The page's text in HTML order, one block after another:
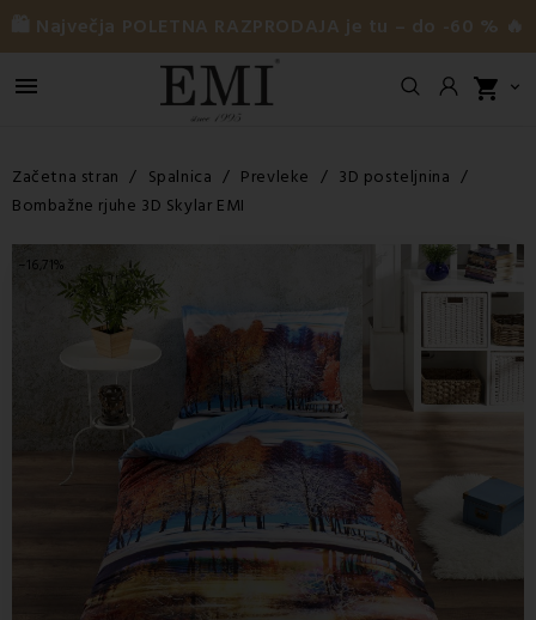
🛍️ Največja POLETNA RAZPRODAJA je tu – do -60 % 🔥
 shopping_cart 
Začetna stran Spalnica Prevleke
3D posteljnina
Bombažne rjuhe 3D Skylar EMI
−16,71%